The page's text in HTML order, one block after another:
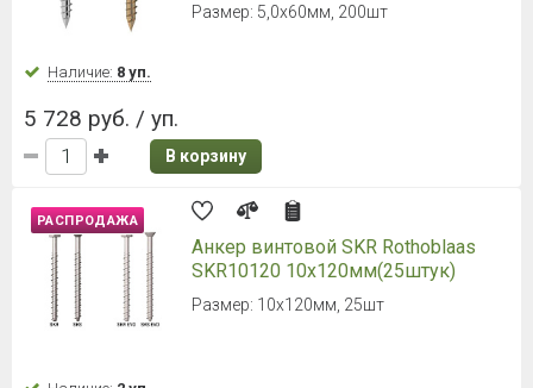
Размер: 5,0х60мм, 200шт
Наличие: 8 уп.
5 728 руб. / уп.
В корзину
РАСПРОДАЖА
Анкер винтовой SKR Rothoblaas
SKR10120 10х120мм(25штук)
Размер: 10х120мм, 25шт